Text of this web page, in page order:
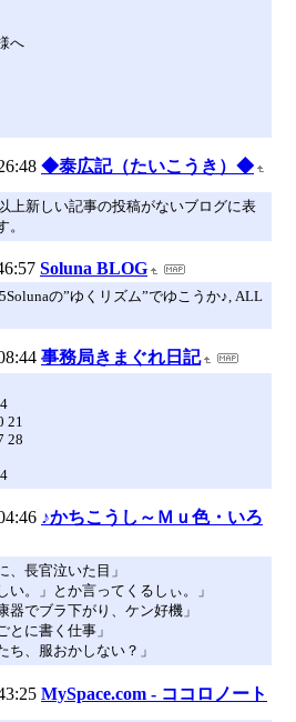
へ
◆泰広記（たいこうき）◆
上新しい記事の投稿がないブログに表
。
Soluna BLOG
の”ゆくリズム”でゆこうか♪, ALL
事務局きまぐれ日記
21
28
♪かちこうし～Ｍｕ色・いろ
、長官泣いた目」
い。」とか言ってくるしぃ。」
器でブラ下がり、ケン好機」
とに書く仕事」
ち、服おかしない？」
MySpace.com - ココロノート